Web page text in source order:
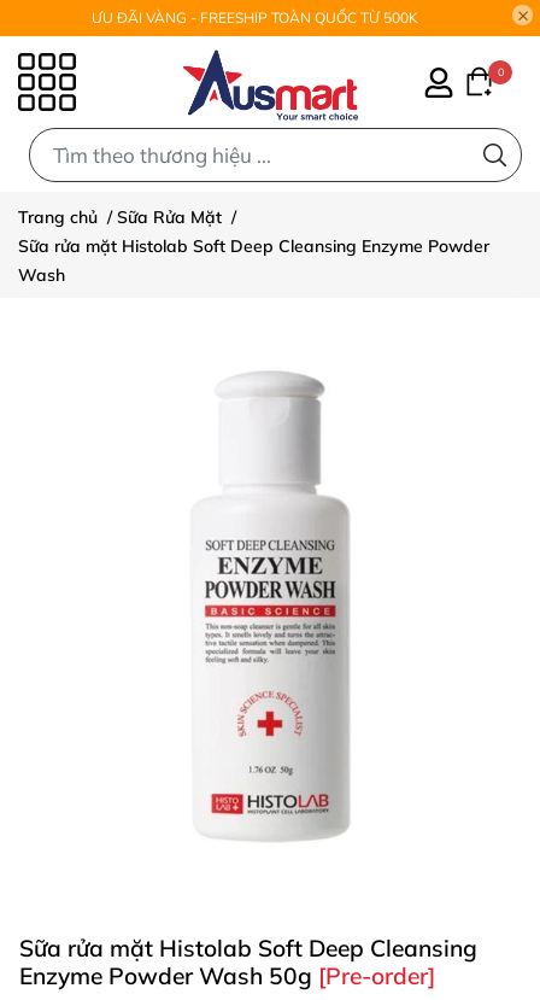
ƯU ĐÃI VÀNG - FREESHIP TOÀN QUỐC TỪ 500K
0
Trang chủ /Sữa Rửa Mặt /
Sữa rửa mặt Histolab Soft Deep Cleansing Enzyme Powder
Wash
Sữa rửa mặt Histolab Soft Deep Cleansing
Enzyme Powder Wash 50g [Pre-order]